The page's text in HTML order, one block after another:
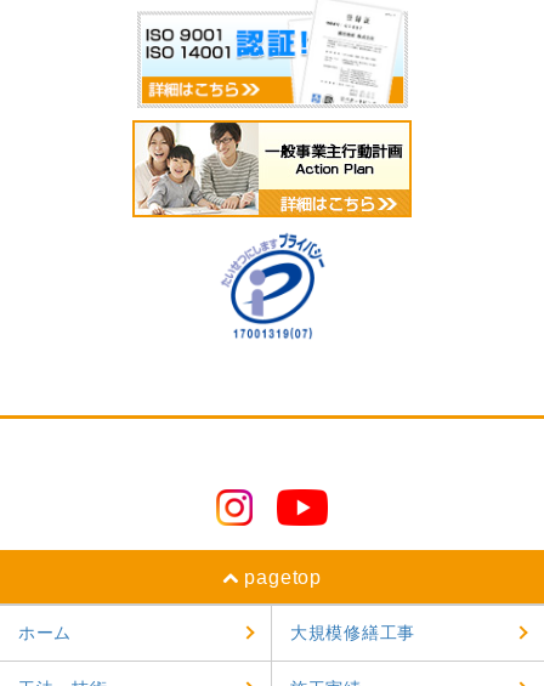
2024年5月
2024年3月
pagetop
ホーム 大規模修繕工事